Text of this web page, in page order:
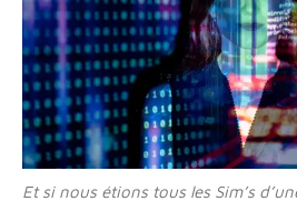
Et si nous étions tous les Sim’s